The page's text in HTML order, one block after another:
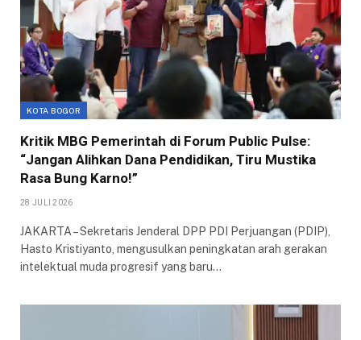
KOTA BOGOR
Kritik MBG Pemerintah di Forum Public Pulse:
“Jangan Alihkan Dana Pendidikan, Tiru Mustika
Rasa Bung Karno!”
28 JULI 2026
JAKARTA – Sekretaris Jenderal DPP PDI Perjuangan (PDIP),
Hasto Kristiyanto, mengusulkan peningkatan arah gerakan
intelektual muda progresif yang baru…